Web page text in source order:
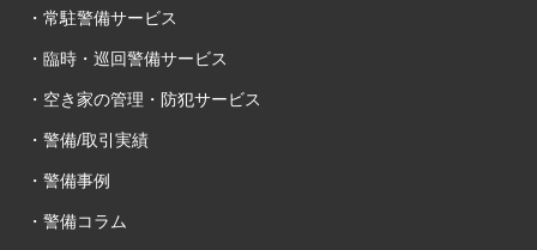
・常駐警備サービス
・臨時・巡回警備サービス
・空き家の管理・防犯サービス
・警備/取引実績
・警備事例
・警備コラム